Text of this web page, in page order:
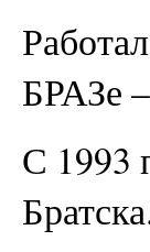
БРАЗе
С 1993